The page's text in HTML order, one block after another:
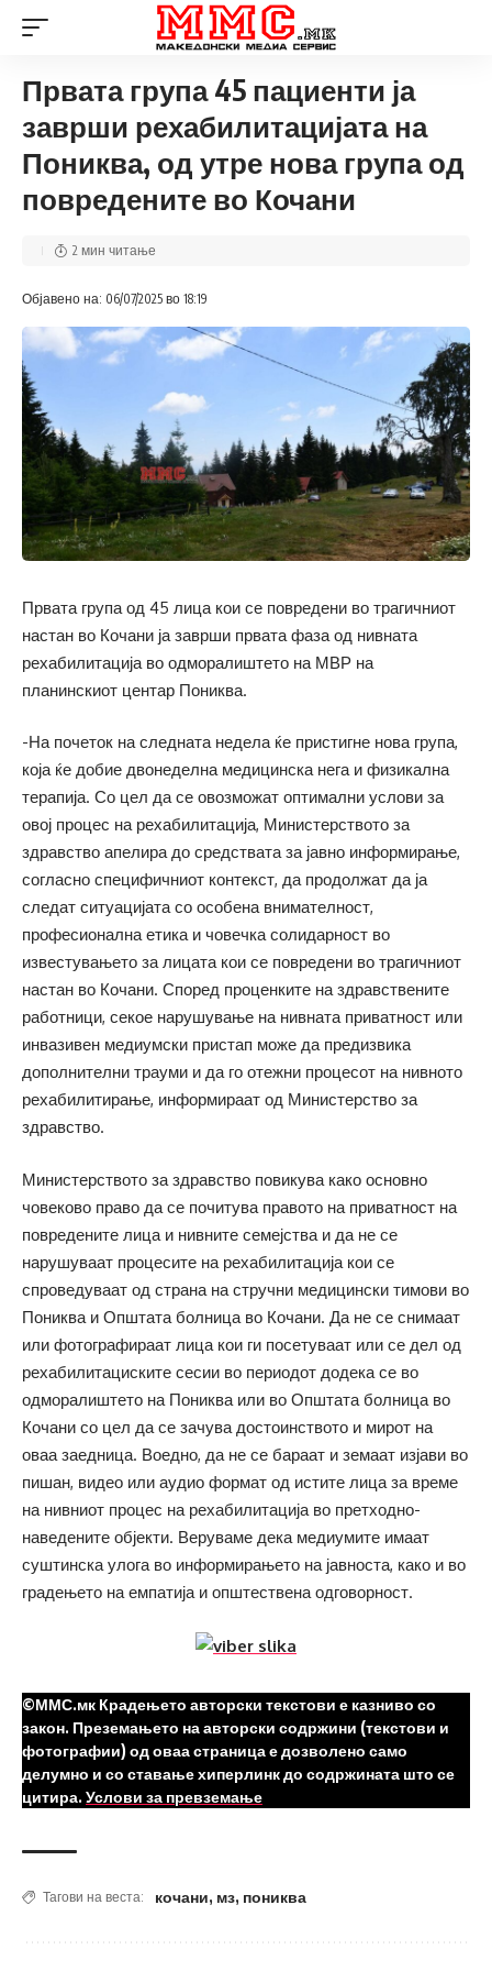
Првата група 45 пациенти ја
заврши рехабилитацијата на
Пониква, од утре нова група од
повредените во Кочани
Објавено на: 06/07/2025 во 18:19
2 мин читање
Првата група од 45 лица кои се повредени во трагичниот
настан во Кочани ја заврши првата фаза од нивната
рехабилитација во одморалиштето на МВР на
планинскиот центар Пониква.
-На почеток на следната недела ќе пристигне нова група,
која ќе добие двонеделна медицинска нега и физикална
терапија. Со цел да се овозможат оптимални услови за
овој процес на рехабилитација, Министерството за
здравство апелира до средствата за јавно информирање,
согласно специфичниот контекст, да продолжат да ја
следат ситуацијата со особена внимателност,
професионална етика и човечка солидарност во
известувањето за лицата кои се повредени во трагичниот
настан во Кочани. Според проценките на здравствените
работници, секое нарушување на нивната приватност или
инвазивен медиумски пристап може да предизвика
дополнителни трауми и да го отежни процесот на нивното
рехабилитирање, информираат од Министерство за
здравство.
Министерството за здравство повикува како основно
човеково право да се почитува правото на приватност на
повредените лица и нивните семејства и да не се
нарушуваат процесите на рехабилитација кои се
спроведуваат од страна на стручни медицински тимови во
Пониква и Општата болница во Кочани. Да не се снимаат
или фотографираат лица кои ги посетуваат или се дел од
рехабилитациските сесии во периодот додека се во
одморалиштето на Пониква или во Општата болница во
Кочани со цел да се зачува достоинството и мирот на
оваа заедница. Воедно, да не се бараат и земаат изјави во
пишан, видео или аудио формат од истите лица за време
на нивниот процес на рехабилитација во претходно-
наведените објекти. Веруваме дека медиумите имаат
суштинска улога во информирањето на јавноста, како и во
градењето на емпатија и општествена одговорност.
©ММС.мк Крадењето авторски текстови е казниво со
закон. Преземањето на авторски содржини (текстови и
фотографии) од оваа страница е дозволено само
делумно и со ставање хиперлинк до содржината што се
цитира. Услови за превземање
Тагови на веста: кочани, мз, пониква